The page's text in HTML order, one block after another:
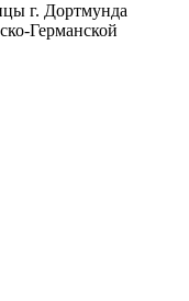
г. Дортмунда
Германской